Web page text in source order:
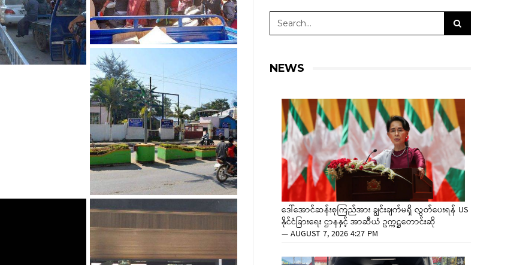
NEWS
ဒေါ်အောင်ဆန်းစုကြည်အား ချွင်းချက်မရှိ လွှတ်ပေးရန် US
နိုင်ငံခြားရေး ဌာနနှင့် အာဆီယံ ဥက္ကဋ္ဌတောင်းဆို
—AUGUST 7, 2026 4:27 PM